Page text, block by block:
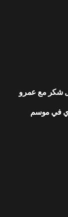
شكر مع عمرو
في موسم